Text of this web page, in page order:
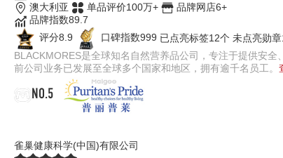
澳大利亚
单品评价100万+
品牌网店6+
品牌指数89.7
评分8.9
口碑指数999 已点亮标签12个 未点亮勋
BLACKMORES是全球知名自然营养品公司，专注于提供安
前公司业务已发展至全球多个国家和地区，拥有逾千名员工。
NO.5
雀巢健康科学(中国)有限公司